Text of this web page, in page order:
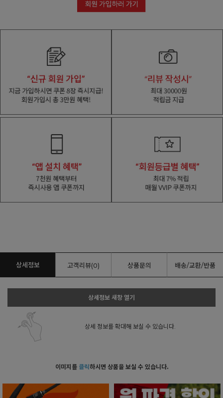
상세정보 고객리뷰(0) 상품문의 배송/교환/반품
상세정보 새창 열기
상세 정보를 확대해 보실 수 있습니다.
이미지를 클릭하시면 상품을 보실 수 있습니다.